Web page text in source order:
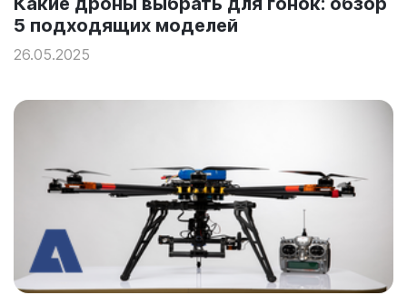
5 подходящих моделей
26.05.2025